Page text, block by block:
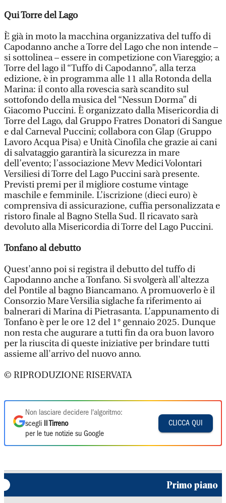
Qui Torre del Lago
È già in moto la macchina organizzativa del tuffo di
Capodanno anche a Torre del Lago che non intende –
si sottolinea – essere in competizione con Viareggio; a
Torre del lago il “Tuffo di Capodanno”, alla terza
edizione, è in programma alle 11 alla Rotonda della
Marina: il conto alla rovescia sarà scandito sul
sottofondo della musica del “Nessun Dorma” di
Giacomo Puccini. È organizzato dalla Misericordia di
Torre del Lago, dal Gruppo Fratres Donatori di Sangue
e dal Carneval Puccini; collabora con Glap (Gruppo
Lavoro Acqua Pisa) e Unità Cinofila che grazie ai cani
di salvataggio garantirà la sicurezza in mare
dell’evento; l’associazione Mevv Medici Volontari
Versiliesi di Torre del Lago Puccini sarà presente.
Previsti premi per il migliore costume vintage
maschile e femminile. L’iscrizione (dieci euro) è
comprensiva di assicurazione, cuffia personalizzata e
ristoro finale al Bagno Stella Sud. Il ricavato sarà
devoluto alla Misericordia di Torre del Lago Puccini.
Tonfano al debutto
Quest'anno poi si registra il debutto del tuffo di
Capodanno anche a Tonfano. Si svolgerà all'altezza
del Pontile al bagno Biancamano. A promuoverlo è il
Consorzio Mare Versilia siglache fa riferimento ai
balnerari di Marina di Pietrasanta. L’appunamento di
Tonfano è per le ore 12 del 1° gennaio 2025. Dunque
non resta che augurare a tutti fin da ora buon lavoro
per la riuscita di queste iniziative per brindare tutti
assieme all'arrivo del nuovo anno.
© RIPRODUZIONE RISERVATA
Non lasciare decidere l'algoritmo:
scegli
Il Tirreno
per le tue notizie su Google
CLICCA QUI
Primo piano